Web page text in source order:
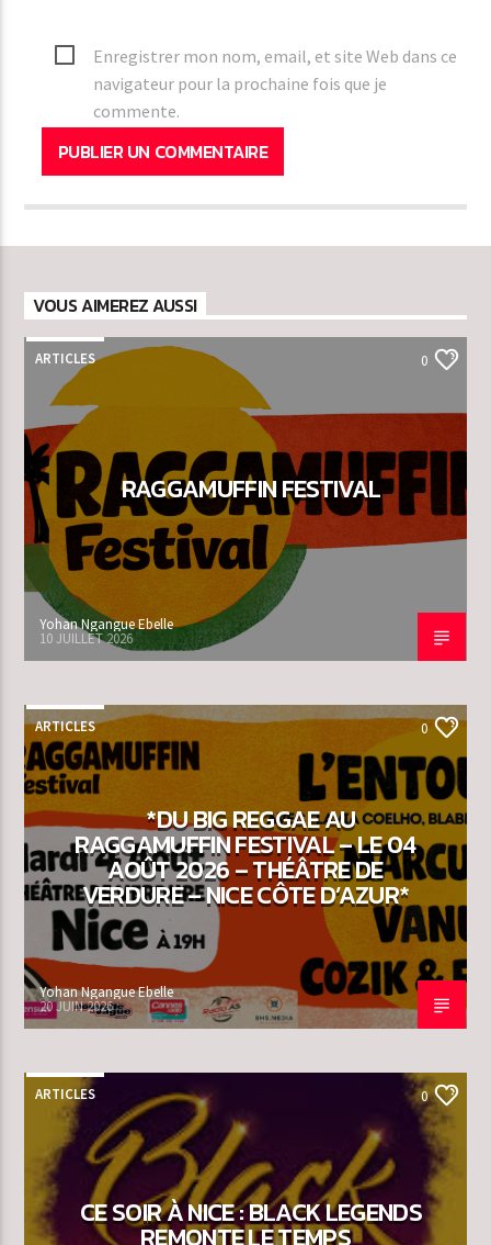
Enregistrer mon nom, email, et site Web dans ce
navigateur pour la prochaine fois que je
commente.
VOUS AIMEREZ AUSSI
ARTICLES 0
RAGGAMUFFIN FESTIVAL
Yohan Ngangue Ebelle
10 JUILLET 2026
ARTICLES 0
*DU BIG REGGAE AU
RAGGAMUFFIN FESTIVAL – LE 04
AOÛT 2026 – THÉÂTRE DE
VERDURE – NICE CÔTE D’AZUR*
Yohan Ngangue Ebelle
20 JUIN 2026
ARTICLES 0
CE SOIR À NICE : BLACK LEGENDS
REMONTE LE TEMPS